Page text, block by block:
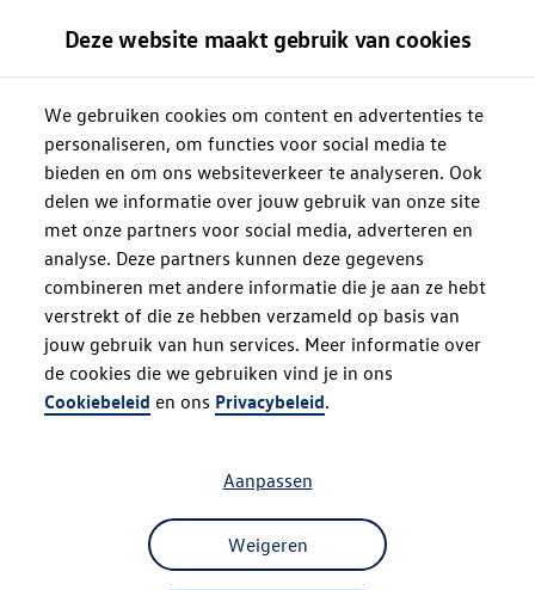
Deze website maakt gebruik van cookies
We gebruiken cookies om content en advertenties te
personaliseren, om functies voor social media te
bieden en om ons websiteverkeer te analyseren. Ook
delen we informatie over jouw gebruik van onze site
met onze partners voor social media, adverteren en
analyse. Deze partners kunnen deze gegevens
combineren met andere informatie die je aan ze hebt
verstrekt of die ze hebben verzameld op basis van
jouw gebruik van hun services. Meer informatie over
de cookies die we gebruiken vind je in ons
Cookiebeleid en ons Privacybeleid.
Weigeren
Aanpassen
Oops!
Something went wrong. Please try
refreshing the app